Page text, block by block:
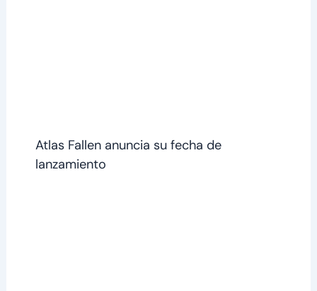
Atlas Fallen anuncia su fecha de
lanzamiento